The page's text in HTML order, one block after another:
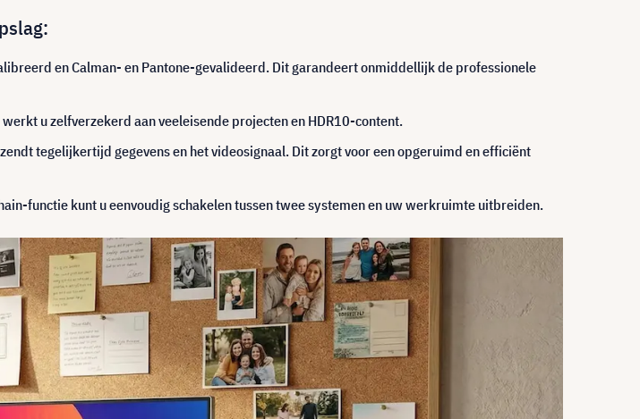
en Calman- en Pantone-gevalideerd. Dit garandeert onmiddellijk de professionele
u zelfverzekerd aan veeleisende projecten en HDR10-content.
tegelijkertijd gegevens en het videosignaal. Dit zorgt voor een opgeruimd en efficiënt
functie kunt u eenvoudig schakelen tussen twee systemen en uw werkruimte uitbreiden.